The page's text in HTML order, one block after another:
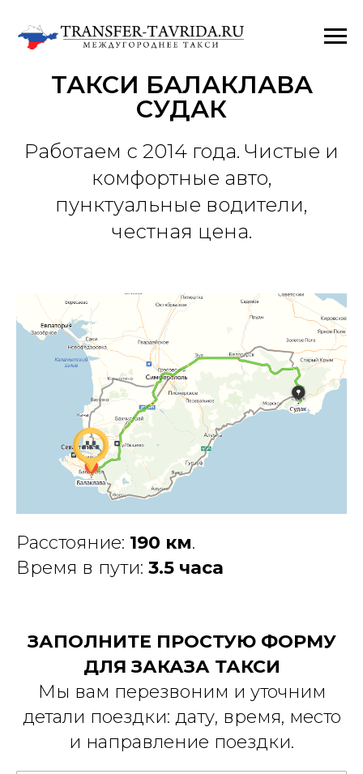
ТАКСИ БАЛАКЛАВА
СУДАК
Работаем с 2014 года. Чистые и
комфортные авто,
пунктуальные водители,
честная цена.
Расстояние: 190 км.
Время в пути: 3.5 часа
ЗАПОЛНИТЕ ПРОСТУЮ ФОРМУ
ДЛЯ ЗАКАЗА ТАКСИ
Мы вам перезвоним и уточним
детали поездки: дату, время, место
и направление поездки.